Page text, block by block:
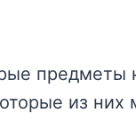
предметы
из них